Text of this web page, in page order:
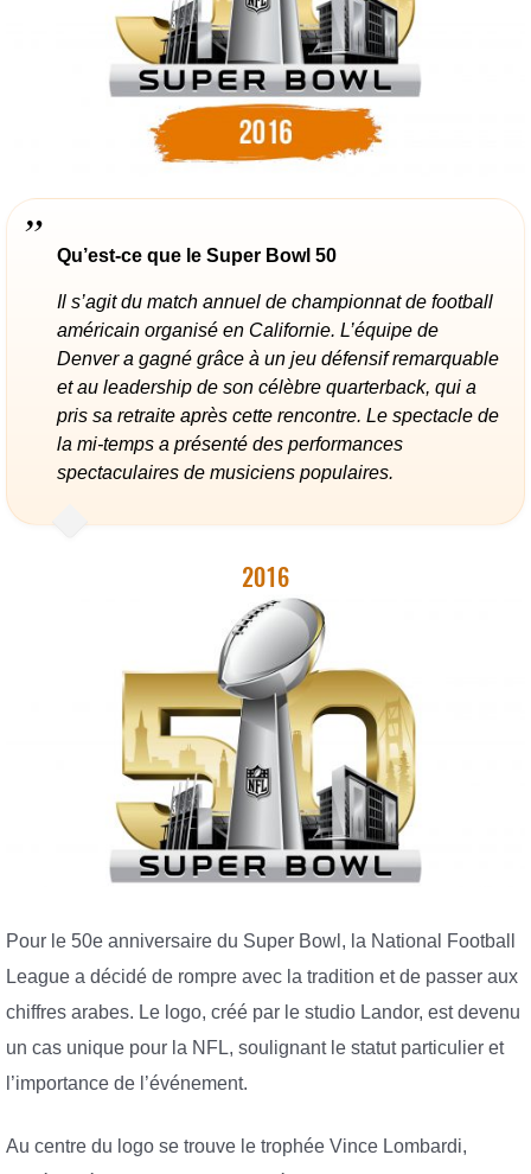
Qu’est-ce que le Super Bowl 50
Il s’agit du match annuel de championnat de football
américain organisé en Californie. L’équipe de
Denver a gagné grâce à un jeu défensif remarquable
et au leadership de son célèbre quarterback, qui a
pris sa retraite après cette rencontre. Le spectacle de
la mi-temps a présenté des performances
spectaculaires de musiciens populaires.
2016
Pour le 50e anniversaire du Super Bowl, la National Football
League a décidé de rompre avec la tradition et de passer aux
chiffres arabes. Le logo, créé par le studio Landor, est devenu
un cas unique pour la NFL, soulignant le statut particulier et
l’importance de l’événement.
Au centre du logo se trouve le trophée Vince Lombardi,